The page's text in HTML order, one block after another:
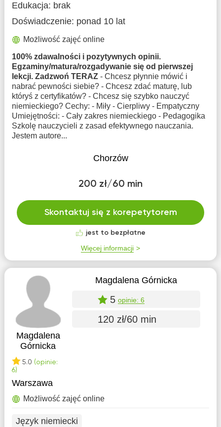
Edukacja: brak
Doświadczenie: ponad 10 lat
Możliwość zajęć online
100% zdawalności i pozytywnych opinii.
Egzaminy/matura/rozgadywanie się od pierwszej
lekcji. Zadzwoń TERAZ - Chcesz płynnie mówić i
nabrać pewności siebie? - Chcesz zdać maturę, lub
któryś z certyfikatów? - Chcesz się szybko nauczyć
niemieckiego? Cechy: - Miły - Cierpliwy - Empatyczny
Umiejętności: - Cały zakres niemieckiego - Pedagogika
Szkolę nauczycieli z zasad efektywnego nauczania.
Jestem autore...
Chorzów
200 zł/60 min
Skontaktuj się z korepetytorem
jest to bezpłatne
Więcej informacji
Magdalena
Górnicka
5.0 (opinie:
6)
Magdalena Górnicka
5 opinie: 6
120 zł/60 min
Warszawa
Możliwość zajęć online
Język niemiecki